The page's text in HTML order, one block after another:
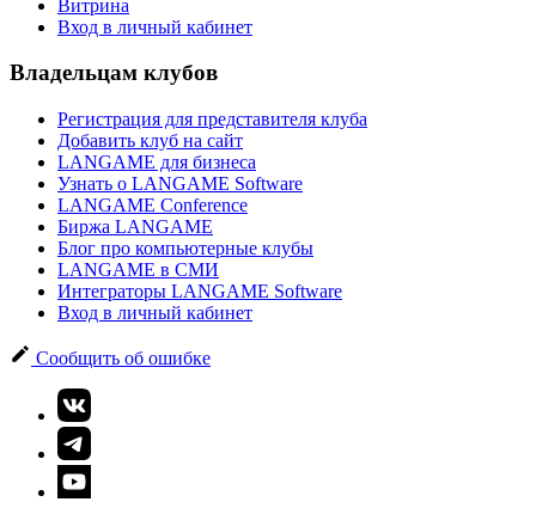
Витрина
Вход в личный кабинет
Владельцам клубов
Регистрация для представителя клуба
Добавить клуб на сайт
LANGAME для бизнеса
Узнать о LANGAME Software
LANGAME Conference
Биржа LANGAME
Блог про компьютерные клубы
LANGAME в СМИ
Интеграторы LANGAME Software
Вход в личный кабинет
Сообщить об ошибке